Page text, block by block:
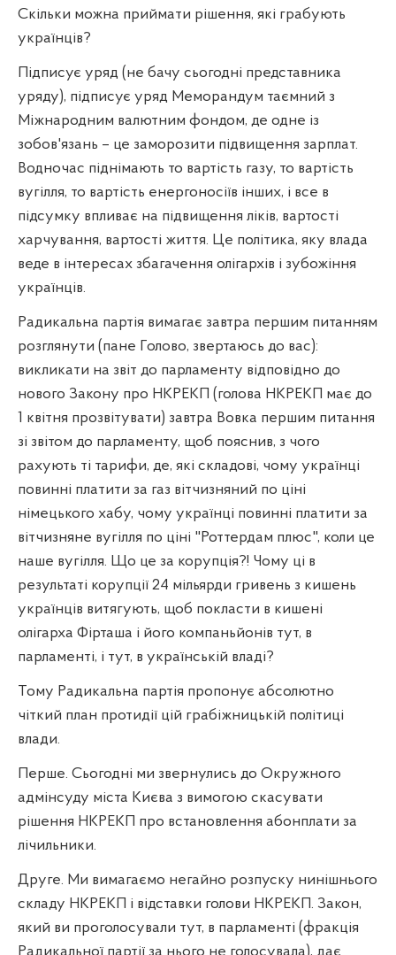
Скільки можна приймати рішення, які грабують
українців?
Підписує уряд (не бачу сьогодні представника
уряду), підписує уряд Меморандум таємний з
Міжнародним валютним фондом, де одне із
зобов'язань – це заморозити підвищення зарплат.
Водночас піднімають то вартість газу, то вартість
вугілля, то вартість енергоносіїв інших, і все в
підсумку впливає на підвищення ліків, вартості
харчування, вартості життя. Це політика, яку влада
веде в інтересах збагачення олігархів і зубожіння
українців.
Радикальна партія вимагає завтра першим питанням
розглянути (пане Голово, звертаюсь до вас):
викликати на звіт до парламенту відповідно до
нового Закону про НКРЕКП (голова НКРЕКП має до
1 квітня прозвітувати) завтра Вовка першим питання
зі звітом до парламенту, щоб пояснив, з чого
рахують ті тарифи, де, які складові, чому українці
повинні платити за газ вітчизняний по ціні
німецького хабу, чому українці повинні платити за
вітчизняне вугілля по ціні "Роттердам плюс", коли це
наше вугілля. Що це за корупція?! Чому ці в
результаті корупції 24 мільярди гривень з кишень
українців витягують, щоб покласти в кишені
олігарха Фірташа і його компаньйонів тут, в
парламенті, і тут, в українській владі?
Тому Радикальна партія пропонує абсолютно
чіткий план протидії цій грабіжницькій політиці
влади.
Перше. Сьогодні ми звернулись до Окружного
адмінсуду міста Києва з вимогою скасувати
рішення НКРЕКП про встановлення абонплати за
лічильники.
Друге. Ми вимагаємо негайно розпуску нинішнього
складу НКРЕКП і відставки голови НКРЕКП. Закон,
який ви проголосували тут, в парламенті (фракція
Радикальної партії за нього не голосувала), дає